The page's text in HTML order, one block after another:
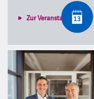
Zur Veranstaltung